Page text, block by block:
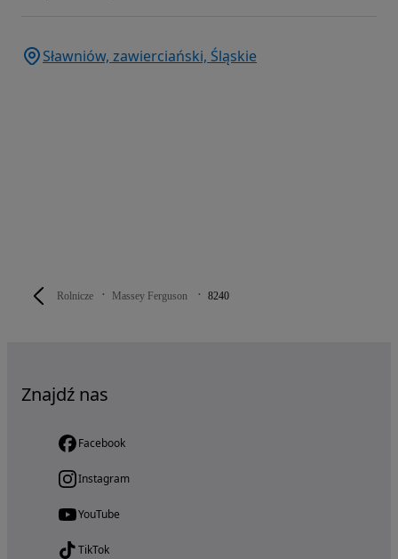
Rolnicze Massey Ferguson 8240
Sławniów, zawierciański, Śląskie
Znajdź nas
Facebook
Instagram
YouTube
TikTok